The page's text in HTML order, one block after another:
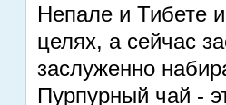
Непале и Тибете
целях, а сейчас
заслуженно
Пурпурный чай -